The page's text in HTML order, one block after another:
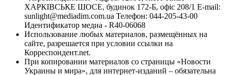
ХАРКІВСЬКЕ ШОСЕ, будинок 172-Б, офіс 208/1 E-mail:
sunlight@mediadim.com.ua Телефон: 044-205-43-00
Идентификатор медиа - R40-06068
Использование любых материалов, размещённых на
сайте, разрешается при условии ссылки на
Корреспондент.net.
При копировании материалов со страницы «Новости
Украины и мира», для интернет-изданий – обязательна